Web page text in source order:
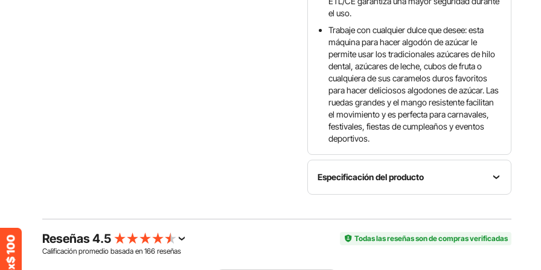
el uso.
Trabaje con cualquier dulce que desee: esta
máquina para hacer algodón de azúcar le
permite usar los tradicionales azúcares de hilo
dental, azúcares de leche, cubos de fruta o
cualquiera de sus caramelos duros favoritos
para hacer deliciosos algodones de azúcar. Las
ruedas grandes y el mango resistente facilitan
el movimiento y es perfecta para carnavales,
festivales, fiestas de cumpleaños y eventos
deportivos.
Especificación del producto
Número
de
modelo
del
20,4 x
Reseñas 4.5
Todas las reseñas son de compras verificadas
Calificación promedio basada en 166 reseñas